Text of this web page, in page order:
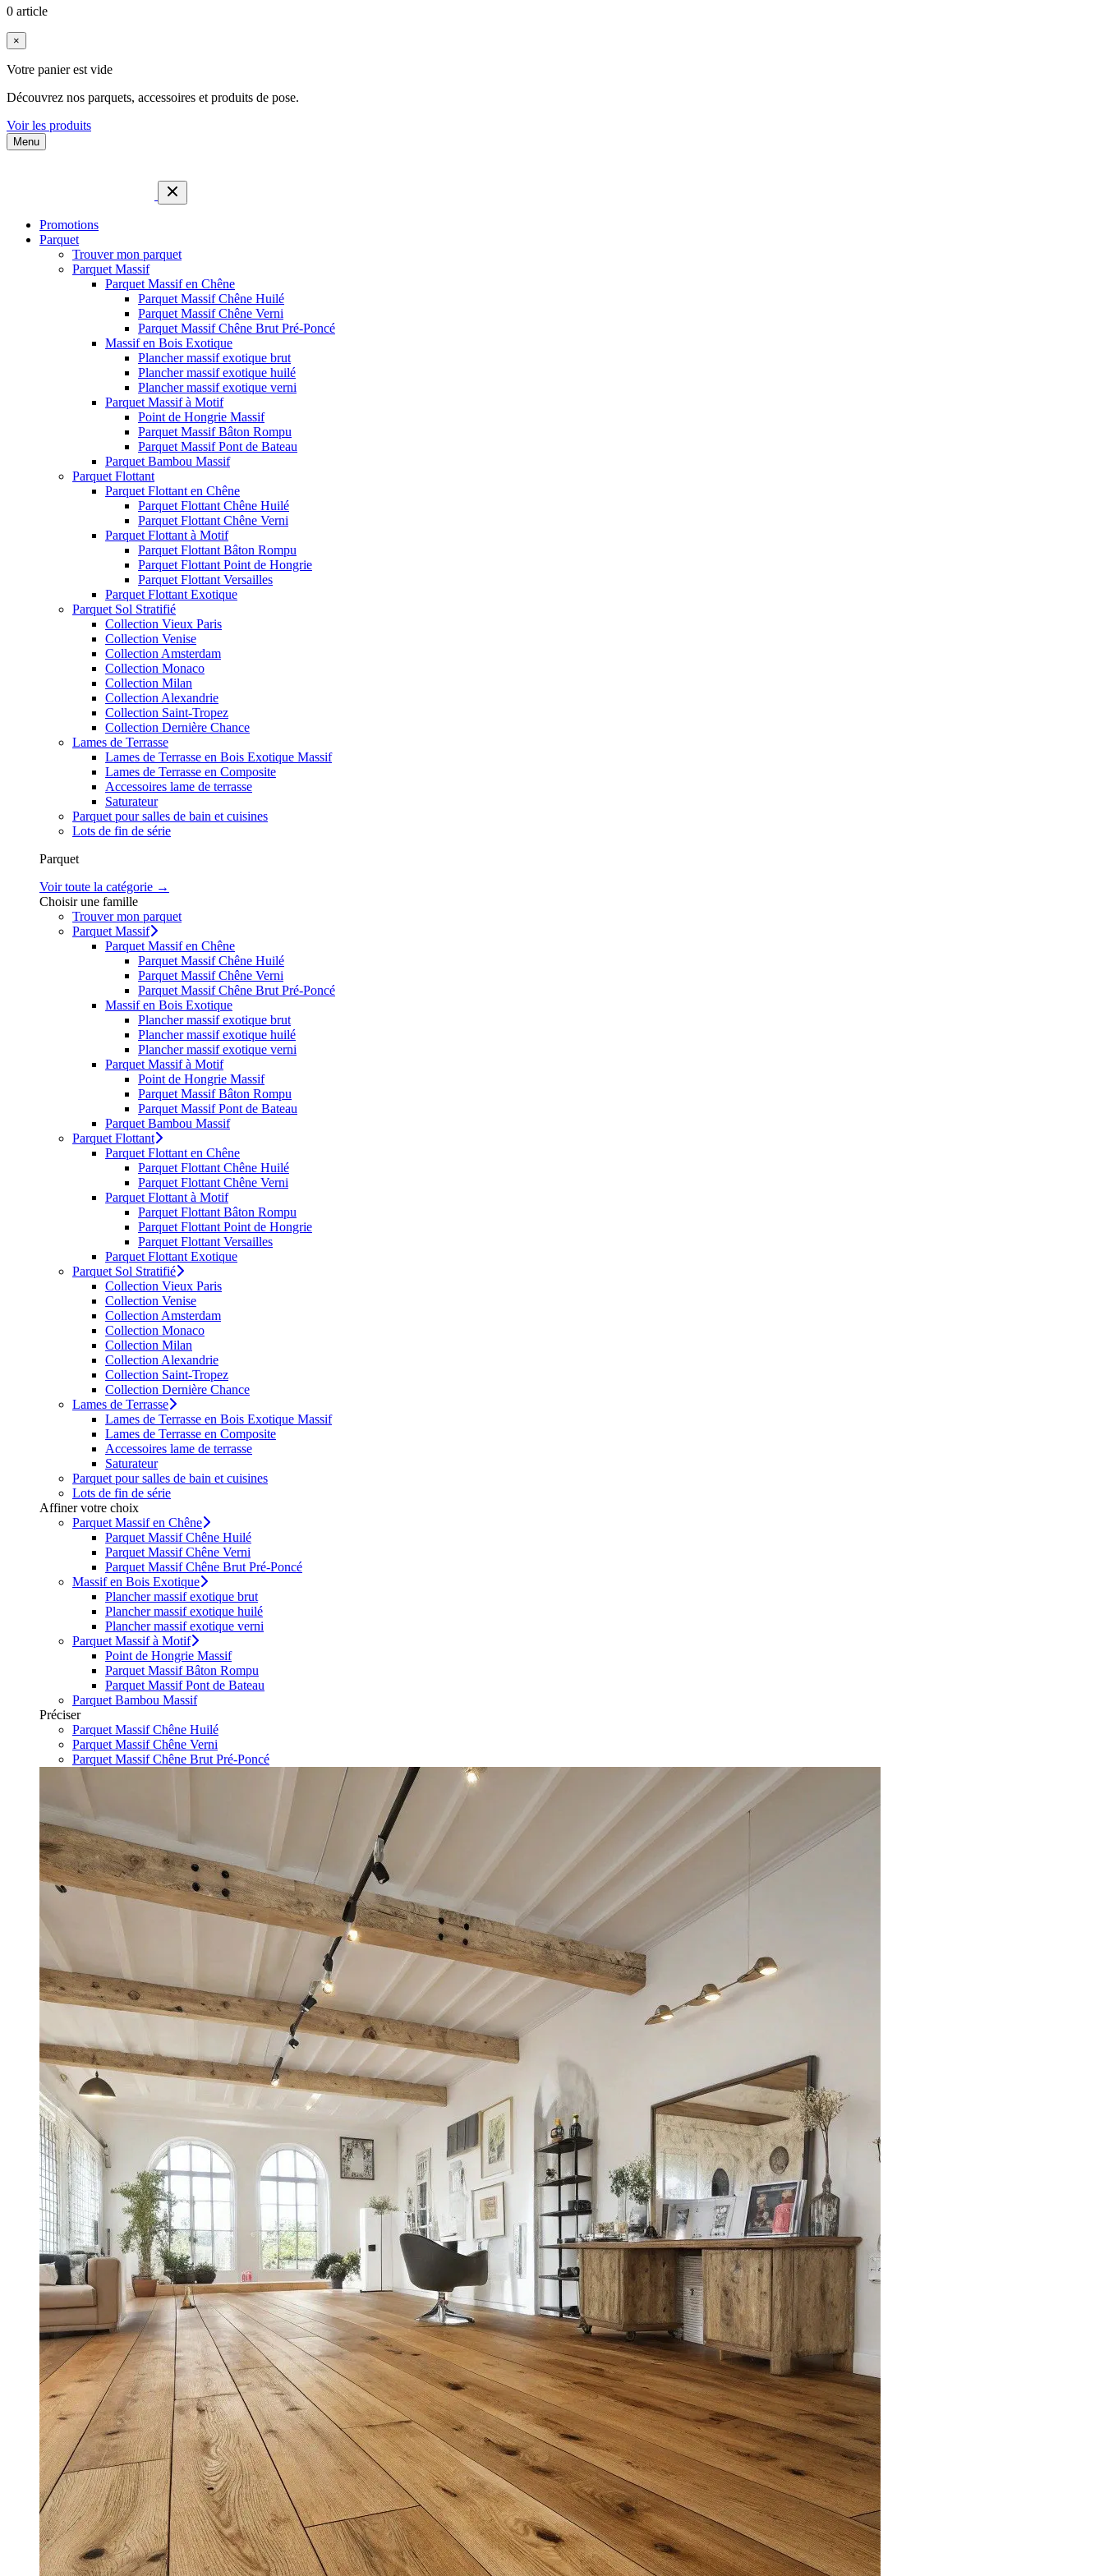
0 article
×
Votre panier est vide
Découvrez nos parquets, accessoires et produits de pose.
Voir les produits
Menu
Promotions
Parquet
Trouver mon parquet
Parquet Massif
Parquet Massif en Chêne
Parquet Massif Chêne Huilé
Parquet Massif Chêne Verni
Parquet Massif Chêne Brut Pré-Poncé
Massif en Bois Exotique
Plancher massif exotique brut
Plancher massif exotique huilé
Plancher massif exotique verni
Parquet Massif à Motif
Point de Hongrie Massif
Parquet Massif Bâton Rompu
Parquet Massif Pont de Bateau
Parquet Bambou Massif
Parquet Flottant
Parquet Flottant en Chêne
Parquet Flottant Chêne Huilé
Parquet Flottant Chêne Verni
Parquet Flottant à Motif
Parquet Flottant Bâton Rompu
Parquet Flottant Point de Hongrie
Parquet Flottant Versailles
Parquet Flottant Exotique
Parquet Sol Stratifié
Collection Vieux Paris
Collection Venise
Collection Amsterdam
Collection Monaco
Collection Milan
Collection Alexandrie
Collection Saint-Tropez
Collection Dernière Chance
Lames de Terrasse
Lames de Terrasse en Bois Exotique Massif
Lames de Terrasse en Composite
Accessoires lame de terrasse
Saturateur
Parquet pour salles de bain et cuisines
Lots de fin de série
Parquet
Voir toute la catégorie →
Choisir une famille
Trouver mon parquet
Parquet Massif
Parquet Massif en Chêne
Parquet Massif Chêne Huilé
Parquet Massif Chêne Verni
Parquet Massif Chêne Brut Pré-Poncé
Massif en Bois Exotique
Plancher massif exotique brut
Plancher massif exotique huilé
Plancher massif exotique verni
Parquet Massif à Motif
Point de Hongrie Massif
Parquet Massif Bâton Rompu
Parquet Massif Pont de Bateau
Parquet Bambou Massif
Parquet Flottant
Parquet Flottant en Chêne
Parquet Flottant Chêne Huilé
Parquet Flottant Chêne Verni
Parquet Flottant à Motif
Parquet Flottant Bâton Rompu
Parquet Flottant Point de Hongrie
Parquet Flottant Versailles
Parquet Flottant Exotique
Parquet Sol Stratifié
Collection Vieux Paris
Collection Venise
Collection Amsterdam
Collection Monaco
Collection Milan
Collection Alexandrie
Collection Saint-Tropez
Collection Dernière Chance
Lames de Terrasse
Lames de Terrasse en Bois Exotique Massif
Lames de Terrasse en Composite
Accessoires lame de terrasse
Saturateur
Parquet pour salles de bain et cuisines
Lots de fin de série
Affiner votre choix
Parquet Massif en Chêne
Parquet Massif Chêne Huilé
Parquet Massif Chêne Verni
Parquet Massif Chêne Brut Pré-Poncé
Massif en Bois Exotique
Plancher massif exotique brut
Plancher massif exotique huilé
Plancher massif exotique verni
Parquet Massif à Motif
Point de Hongrie Massif
Parquet Massif Bâton Rompu
Parquet Massif Pont de Bateau
Parquet Bambou Massif
Préciser
Parquet Massif Chêne Huilé
Parquet Massif Chêne Verni
Parquet Massif Chêne Brut Pré-Poncé